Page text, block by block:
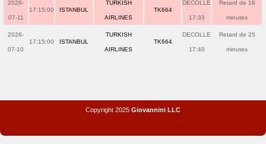
2026-
07-11
17:15:00 ISTANBUL
TURKISH
AIRLINES
TK664
DECOLLE
17:33
Retard de 18
minutes
2026-
07-10
17:15:00 ISTANBUL
TURKISH
AIRLINES
TK664
DECOLLE
17:40
Retard de 25
minutes
Copyright 2025 Giovannini LLC